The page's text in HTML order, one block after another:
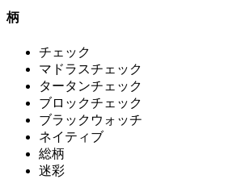
柄
チェック
マドラスチェック
タータンチェック
ブロックチェック
ブラックウォッチ
ネイティブ
総柄
迷彩